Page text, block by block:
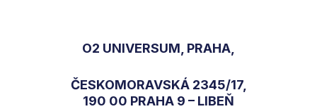
O2 UNIVERSUM, PRAHA,
ČESKOMORAVSKÁ 2345/17,
190 00 PRAHA 9 – LIBEŇ